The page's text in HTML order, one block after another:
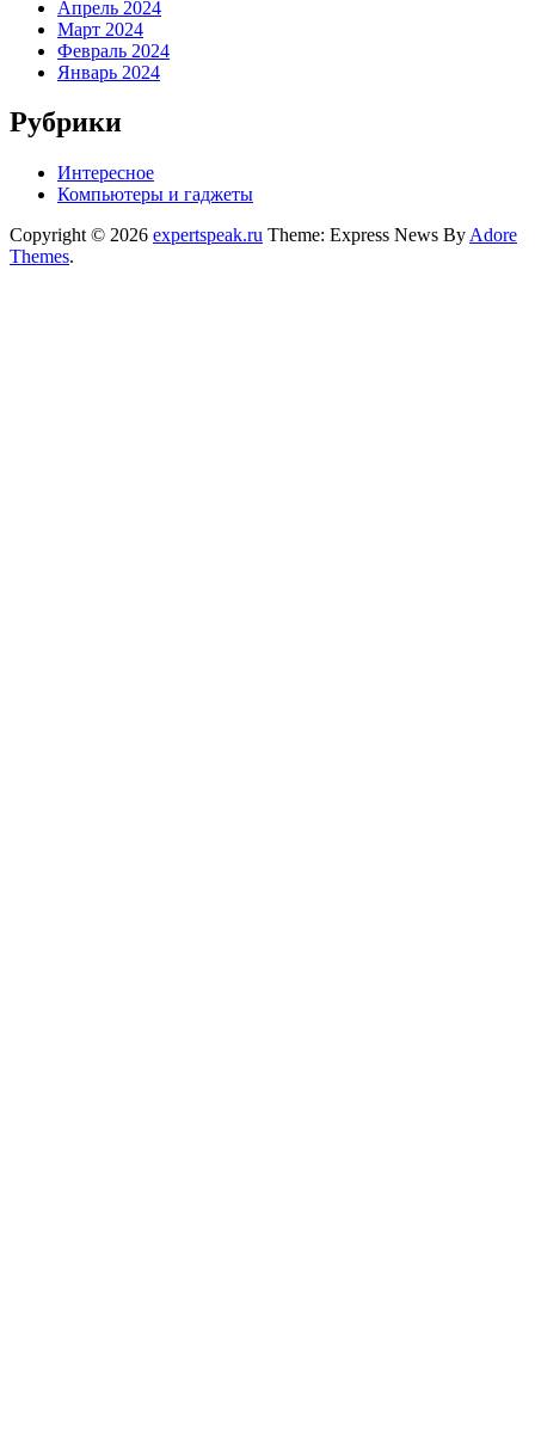
Апрель 2024
Март 2024
Февраль 2024
Январь 2024
Рубрики
Интересное
Компьютеры и гаджеты
Copyright © 2026 expertspeak.ru Theme: Express News By Adore
Themes.